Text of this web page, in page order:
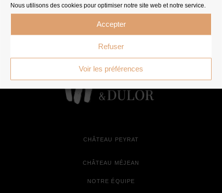
Nous utilisons des cookies pour optimiser notre site web et notre service.
Accepter
Refuser
Voir les préférences
CHÂTEAU PEYRAT
CHÂTEAU MÉJEAN
NOTRE ÉQUIPE